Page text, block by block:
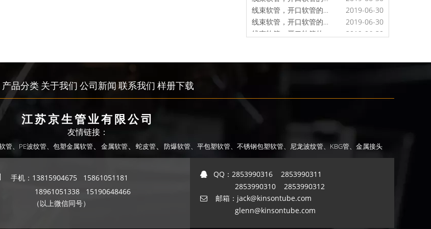
2019-06-30
2019-06-30
2019-06-30
线束软管，开口软管的选择
2019-06-30
线束软管，开口软管的强度
2019-06-30
线束软管，开口软管的补充作用
2019-06-30
线束软管，开口软管的包装
线束软管，开口软管的管径
线束软管，开口软管的耐低温
2019-06-30
2019-06-30
线束软管，开口软管的模具
产品分类 关于我们 公司新闻 联系我们 样册下载
江苏京生管业有限公司
友情链接：
管、 PE波纹管、 包塑金属软管、 金属软管、 蛇皮管、 防爆软管、平包塑软管、不锈钢包塑软管、尼龙波纹管、KBG管、金属接头
手机：13815904675 15861051181
18961051338 15190648466
（以上微信同号）
 QQ： 2853990316 2853990311
2853990310 2853990312
 邮箱： jack@kinsontube.com
glenn@kinsontube.com